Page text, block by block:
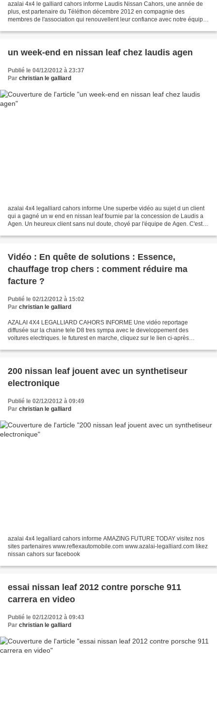
azalai 4x4 le galliard cahors informe Laudis Nissan Cahors, une année de
plus, est partenaire du Téléthon décembre 2012 en compagnie des
membres de l'association qui renouvellent leur confiance avec notre équipe
un week-end en nissan leaf chez laudis agen
Publié le 04/12/2012 à 23:37
Par christian le galliard
azalai 4x4 legalliard cahors informe Une superbe vidéo au sujet d un client
qui a gagné un w end en nissan leaf fournie par la concession de Laudis a
Agen. Un heureux client sans nul doute, choyé par l'équipe de Agen. C'est
Vidéo : En quête de solutions : Essence,
chauffage trop chers : comment réduire ma
facture ?
Publié le 02/12/2012 à 15:02
Par christian le galliard
AZALAI 4X4 LEGALLIARD CAHORS INFORME Une vidéo reportage
diffusée sur la chaine tele D8 tres sympa avec le developpement des
voitures electriques. le futurest en marche, cliquez sur le lien ci-après
chauffage-trop-chers-comment-reduire-ma-facture/...
200 nissan leaf jouent avec un synthetiseur
electronique
Publié le 02/12/2012 à 09:49
Par christian le galliard
azalai 4x4 legalliard cahors informe AMAZING FUTURE TODAY visitez nos
sites partenaires www.reflexautomobile.com www.azalai-legalliard.com likez
nissan cahors sur facebook
essai nissan leaf 2012 contre porsche 911
carrera en video
Publié le 02/12/2012 à 09:43
Par christian le galliard